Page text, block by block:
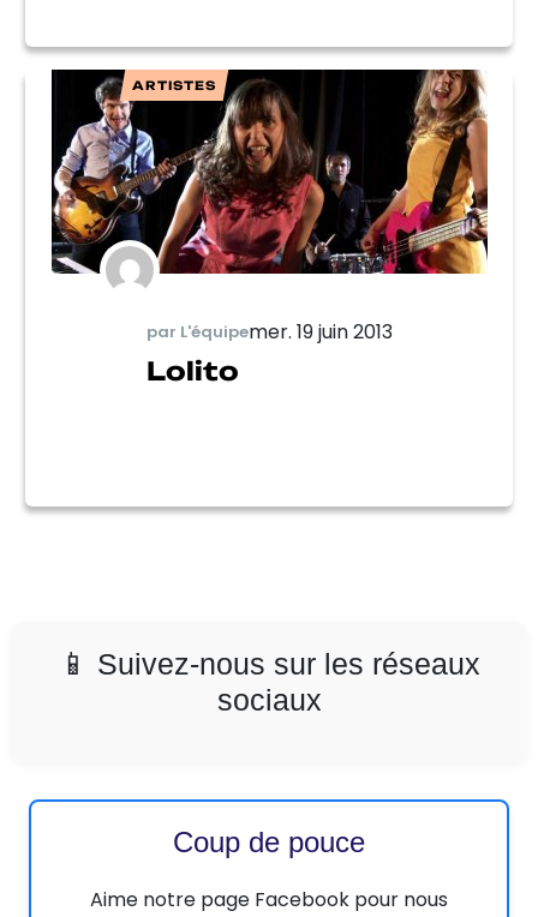
ARTISTES
par L'équipemer. 19 juin 2013
Lolito
📱 Suivez-nous sur les réseaux
sociaux
Coup de pouce
Aime notre page Facebook pour nous